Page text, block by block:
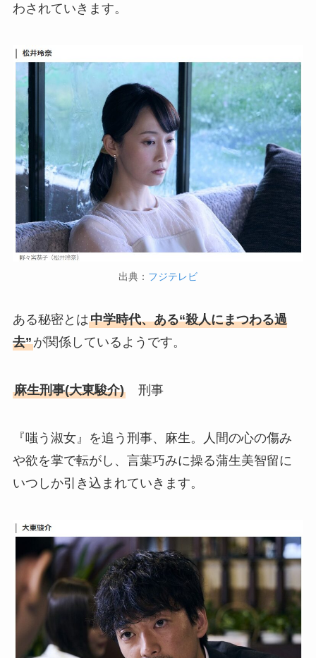
わされていきます。
出典： フジテレビ
ある秘密とは中学時代、ある“殺人にまつわる過
去”が関係しているようです。
麻生刑事(大東駿介)刑事
『嗤う淑女』を追う刑事、麻生。人間の心の傷み
や欲を掌で転がし、言葉巧みに操る蒲生美智留に
いつしか引き込まれていきます。